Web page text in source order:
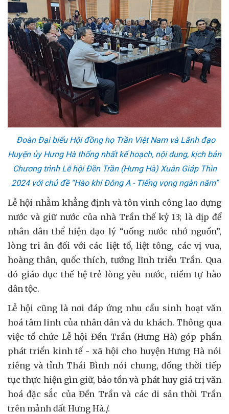
Đoàn Đại biểu Hội đồng họ Trần Việt Nam và Lãnh đạo
Huyện ủy Hưng Hà thống nhất kế hoạch, nội dung, kịch bản
Chương trình Lễ hội Đền Trần (Hưng Hà) Xuân Giáp Thìn
2024 với chủ đề “Hào khí Đông A - Tiếng vọng ngàn năm”
Lễ hội nhằm khẳng định và tôn vinh công lao dựng
nước và giữ nước của nhà Trần thế kỷ 13; là dịp để
nhân dân thể hiện đạo lý “uống nước nhớ nguồn”,
lòng tri ân đối với các liệt tổ, liệt tông, các vị vua,
hoàng thân, quốc thích, tướng lĩnh triều Trần. Qua
đó giáo dục thế hệ trẻ lòng yêu nước, niềm tự hào
dân tộc.
Lễ hội cũng là nơi đáp ứng nhu cầu sinh hoạt văn
hoá tâm linh của nhân dân và du khách. Thông qua
việc tổ chức Lễ hội Đền Trần (Hưng Hà) góp phần
phát triển kinh tế - xã hội cho huyện Hưng Hà nói
riêng và tỉnh Thái Bình nói chung, đồng thời tiếp
tục thực hiện gìn giữ, bảo tồn và phát huy giá trị văn
hoá đặc sắc của Đền Trần và các di sản thời Trần
trên mảnh đất Hưng Hà./.